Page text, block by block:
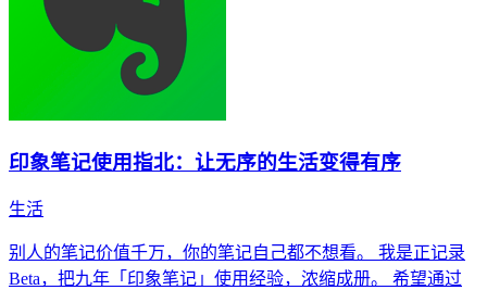
印象笔记使用指北：让无序的生活变得有序
生活
别人的笔记价值千万，你的笔记自己都不想看。 我是正记录
Beta，把九年「印象笔记」使用经验，浓缩成册。 希望通过